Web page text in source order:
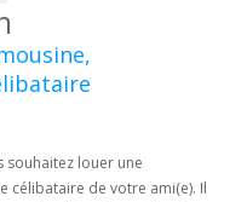
souhaitez louer une
célibataire de votre ami(e). Il